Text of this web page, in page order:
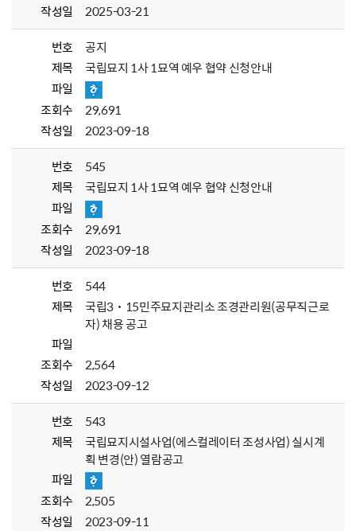
작성일
2025-03-21
번호
공지
제목
국립묘지 1사 1묘역 예우 협약 신청안내
파일
조회수
29,691
작성일
2023-09-18
번호
545
제목
국립묘지 1사 1묘역 예우 협약 신청안내
파일
조회수
29,691
작성일
2023-09-18
번호
544
제목
국립3˙15민주묘지관리소 조경관리원(공무직근로
자) 채용 공고
파일
조회수
2,564
작성일
2023-09-12
번호
543
제목
국립묘지시설사업(에스컬레이터 조성사업) 실시계
획 변경(안) 열람공고
파일
조회수
2,505
작성일
2023-09-11